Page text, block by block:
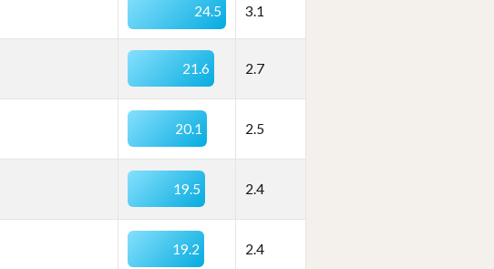
24.5 3.1
21.6 2.7
20.1 2.5
19.5 2.4
19.2 2.4